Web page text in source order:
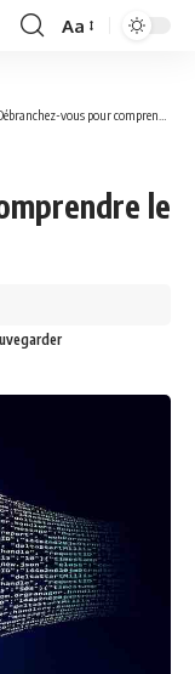
Font
Aa
vous pour comprendre le numérique !
le